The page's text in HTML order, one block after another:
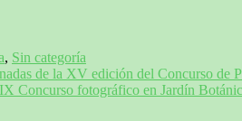
, Sin categoría
de la XV edición del Concurso de
Concurso fotográfico en Jardín